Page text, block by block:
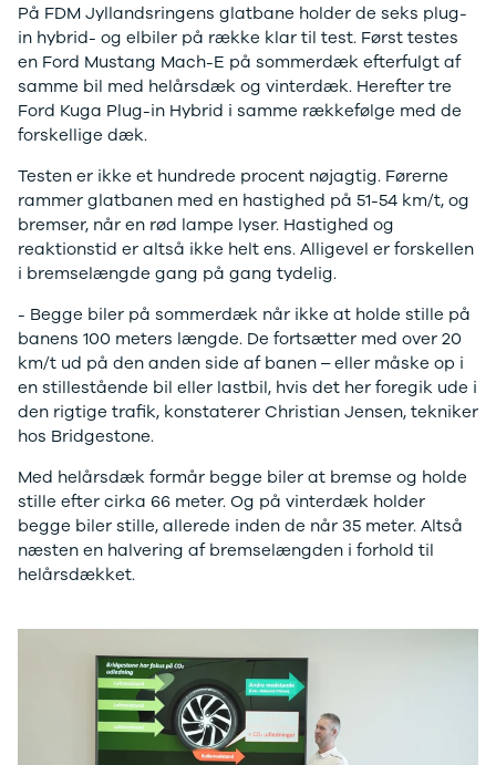
Duster
Dokker
Lodgy og
Lodgy
Stepway
Stepway
Jogger
Logan og
Logan
Stepway
Stepway
DS
Se alle DS
3
3 Crossback
Fiat
Se alle Fiat
Elbil
500
500L Wagon
Panda
500e
500X
Tipo
Doblo Cargo
På FDM Jyllandsringens glatbane holder de seks plug-
in hybrid- og elbiler på række klar til test. Først testes
en Ford Mustang Mach-E på sommerdæk efterfulgt af
samme bil med helårsdæk og vinterdæk. Herefter tre
Ford Kuga Plug-in Hybrid i samme rækkefølge med de
forskellige dæk.
Testen er ikke et hundrede procent nøjagtig. Førerne
rammer glatbanen med en hastighed på 51-54 km/t, og
bremser, når en rød lampe lyser. Hastighed og
reaktionstid er altså ikke helt ens. Alligevel er forskellen
i bremselængde gang på gang tydelig.
- Begge biler på sommerdæk når ikke at holde stille på
banens 100 meters længde. De fortsætter med over 20
km/t ud på den anden side af banen – eller måske op i
en stillestående bil eller lastbil, hvis det her foregik ude i
den rigtige trafik, konstaterer Christian Jensen, tekniker
hos Bridgestone.
Med helårsdæk formår begge biler at bremse og holde
stille efter cirka 66 meter. Og på vinterdæk holder
begge biler stille, allerede inden de når 35 meter. Altså
næsten en halvering af bremselængden i forhold til
helårsdækket.